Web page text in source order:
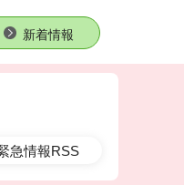
急情報RSS
検索
新着情報